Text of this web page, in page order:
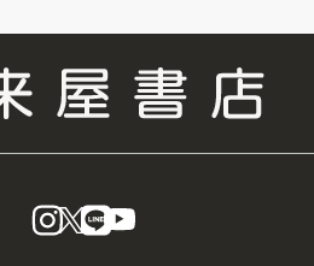
instagram
X LINE